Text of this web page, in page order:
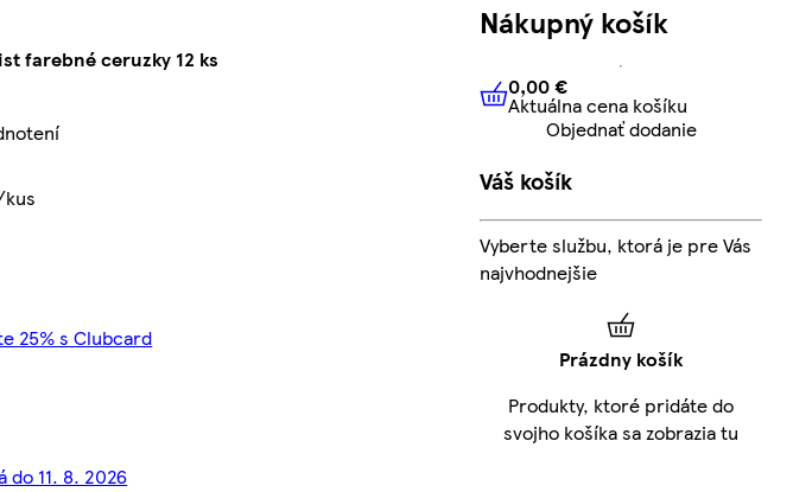
farebné ceruzky 12 ks
25% s Clubcard
do 11. 8. 2026
Nákupný košík
0,00 € Aktuálna cena košíku
0,00 €
Aktuálna cena košíku
Objednať dodanie
Váš košík
Vyberte službu, ktorá je pre Vás
najvhodnejšie
Prázdny košík
Produkty, ktoré pridáte do
svojho košíka sa zobrazia tu